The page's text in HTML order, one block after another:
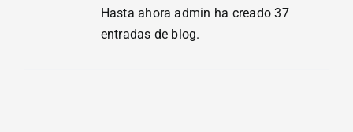
Hasta ahora admin ha creado 37
entradas de blog.